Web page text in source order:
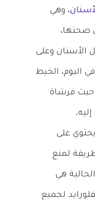
، وهي
صحتها،
الأسنان وعلى
اليوم، الخيط
فرشاة
على
لمنع
هي
لجميع